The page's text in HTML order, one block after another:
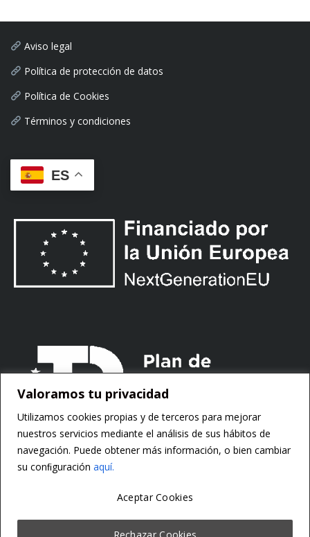
Valoramos tu privacidad
Utilizamos cookies propias y de terceros para mejorar
nuestros servicios mediante el análisis de sus hábitos de
navegación. Puede obtener más información, o bien cambiar
su conﬁguración aquí.
Rechazar Cookies
Aceptar Cookies
Aviso legal
Política de protección de datos
Política de Cookies
Términos y condiciones
ES